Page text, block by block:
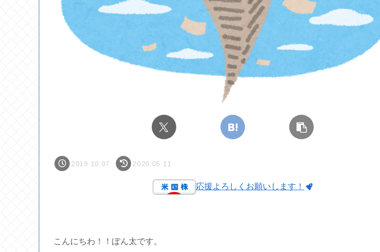
2019.10.07 2020.05.11
応援よろしくお願いします！
こんにちわ！！ぽん太です。